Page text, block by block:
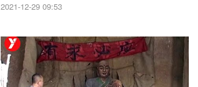
2021-12-29 09:53